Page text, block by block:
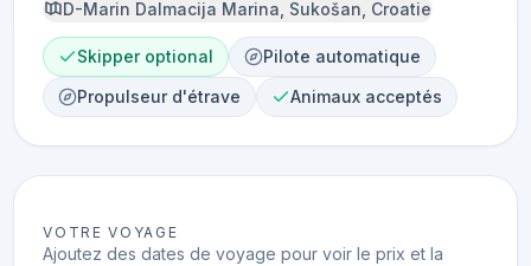
D-Marin Dalmacija Marina, Sukošan, Croatie
Skipper optional
Pilote automatique
Propulseur d'étrave
Animaux acceptés
VOTRE VOYAGE
Ajoutez des dates de voyage pour voir le prix et la